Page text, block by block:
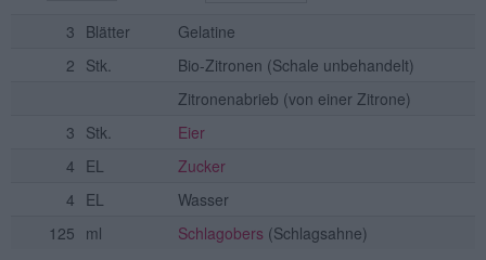
3 Blätter
Gelatine
2 Stk. Bio-Zitronen (Schale unbehandelt)
Zitronenabrieb (von einer Zitrone)
3 Stk.
Eier
4 EL
Zucker
4 EL
Wasser
125 ml Schlagobers (Schlagsahne)